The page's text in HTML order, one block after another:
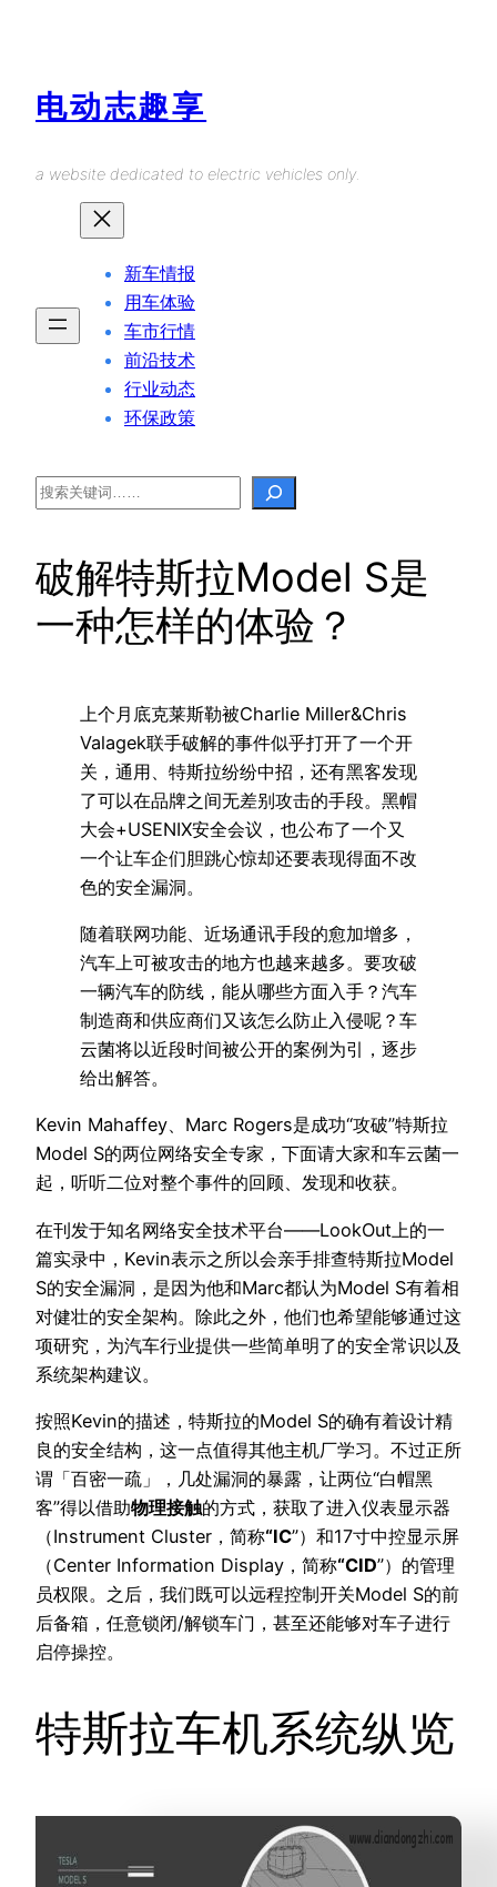
电动志趣享
a website dedicated to electric vehicles only.
新车情报
用车体验
车市行情
前沿技术
行业动态
环保政策
Search
破解特斯拉Model S是
一种怎样的体验？
上个月底克莱斯勒被Charlie Miller&Chris
Valagek联手破解的事件似乎打开了一个开
关，通用、特斯拉纷纷中招，还有黑客发现
了可以在品牌之间无差别攻击的手段。黑帽
大会+USENIX安全会议，也公布了一个又
一个让车企们胆跳心惊却还要表现得面不改
色的安全漏洞。
随着联网功能、近场通讯手段的愈加增多，
汽车上可被攻击的地方也越来越多。要攻破
一辆汽车的防线，能从哪些方面入手？汽车
制造商和供应商们又该怎么防止入侵呢？车
云菌将以近段时间被公开的案例为引，逐步
给出解答。
Kevin Mahaffey、Marc Rogers是成功“攻破”特斯拉
Model S的两位网络安全专家，下面请大家和车云菌一
起，听听二位对整个事件的回顾、发现和收获。
在刊发于知名网络安全技术平台——LookOut上的一
篇实录中，Kevin表示之所以会亲手排查特斯拉Model
S的安全漏洞，是因为他和Marc都认为Model S有着相
对健壮的安全架构。除此之外，他们也希望能够通过这
项研究，为汽车行业提供一些简单明了的安全常识以及
系统架构建议。
按照Kevin的描述，特斯拉的Model S的确有着设计精
良的安全结构，这一点值得其他主机厂学习。不过正所
谓「百密一疏」，几处漏洞的暴露，让两位“白帽黑
客”得以借助物理接触的方式，获取了进入仪表显示器
（Instrument Cluster，简称“IC”）和17寸中控显示屏
（Center Information Display，简称“CID”）的管理
员权限。之后，我们既可以远程控制开关Model S的前
后备箱，任意锁闭/解锁车门，甚至还能够对车子进行
启停操控。
特斯拉车机系统纵览